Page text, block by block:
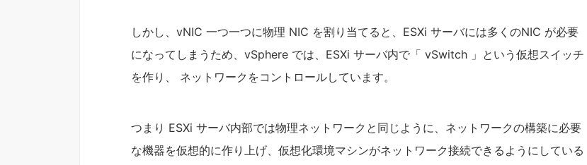
しかし、vNIC 一つ一つに物理 NIC を割り当てると、ESXi サーバには多くのNIC が必要
になってしまうため、vSphere では、ESXi サーバ内で「 vSwitch 」という仮想スイッチ
を作り、 ネットワークをコントロールしています。
つまり ESXi サーバ内部では物理ネットワークと同じように、ネットワークの構築に必要
な機器を仮想的に作り上げ、仮想化環境マシンがネットワーク接続できるようにしている